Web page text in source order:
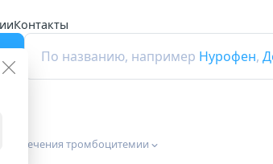
Контакты
По названию, например Нурофен,
для лечения тромбоцитемии